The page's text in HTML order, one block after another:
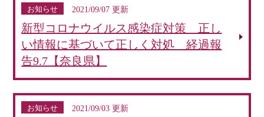
お知らせ 2021/09/07 更新
新型コロナウイルス感染症対策 正し
い情報に基づいて正しく対処 経過報
告9.7【奈良県】
お知らせ 2021/09/03 更新